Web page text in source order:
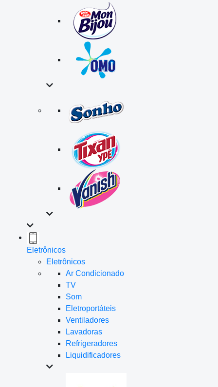
Eletrônicos
Eletrônicos
Ar Condicionado
TV
Som
Eletroportáteis
Ventiladores
Lavadoras
Refrigeradores
Liquidificadores